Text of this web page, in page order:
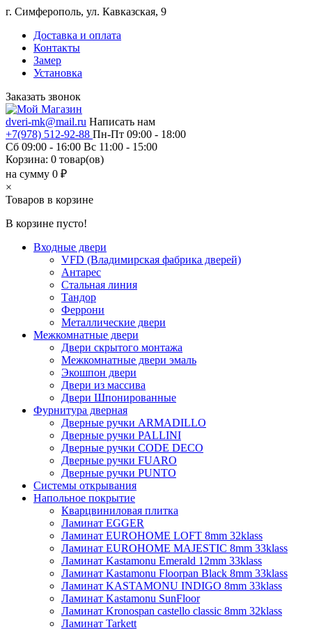
г. Симферополь, ул. Кавказская, 9
Доставка и оплата
Контакты
Замер
Установка
Заказать звонок
dveri-mk@mail.ru Написать нам
+7(978) 512-92-88 Пн-Пт 09:00 - 18:00
Сб 09:00 - 16:00 Вс 11:00 - 15:00
Корзина: 0 товар(ов)
на сумму 0 ₽
×
Товаров в корзине
В корзине пусто!
Входные двери
VFD (Владимирская фабрика дверей)
Антарес
Стальная линия
Тандор
Феррони
Металлические двери
Межкомнатные двери
Двери скрытого монтажа
Межкомнатные двери эмаль
Экошпон двери
Двери из массива
Двери Шпонированные
Фурнитура дверная
Дверные ручки ARMADILLO
Дверные ручки PALLINI
Дверные ручки CODE DECO
Дверные ручки FUARO
Дверные ручки PUNTO
Системы открывания
Напольное покрытие
Кварцвиниловая плитка
Ламинат EGGER
Ламинат EUROHOME LOFT 8mm 32klass
Ламинат EUROHOME MAJESTIC 8mm 33klass
Ламинат Kastamonu Emerald 12mm 33klass
Ламинат Kastamonu Floorpan Black 8mm 33klass
Ламинат KASTAMONU INDIGO 8mm 33klass
Ламинат Kastamonu SunFloor
Ламинат Kronospan castello classic 8mm 32klass
Ламинат Tarkett